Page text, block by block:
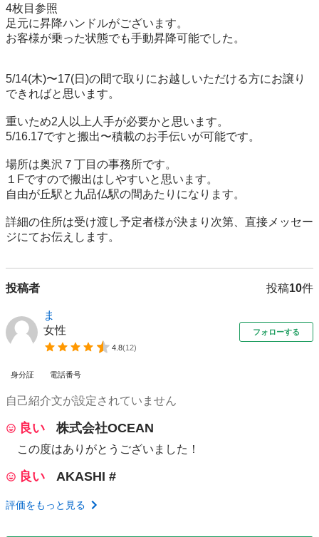
4枚目参照
足元に昇降ハンドルがございます。
お客様が乗った状態でも手動昇降可能でした。
5/14(木)〜17(日)の間で取りにお越しいただける方にお譲り
できればと思います。
重いため2人以上人手が必要かと思います。
5/16.17ですと搬出〜積載のお手伝いが可能です。
場所は奥沢７丁目の事務所です。
１Fですので搬出はしやすいと思います。
自由が丘駅と九品仏駅の間あたりになります。
詳細の住所は受け渡し予定者様が決まり次第、直接メッセー
ジにてお伝えします。
投稿者 投稿10件
ま
女性
4.8(12)
フォローする
身分証 電話番号
自己紹介文が設定されていません
良い 株式会社OCEAN
この度はありがとうございました！
良い AKASHI #
評価をもっと見る